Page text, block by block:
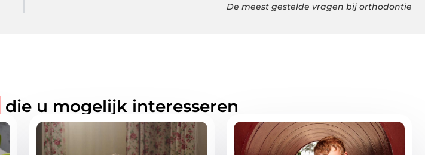
De meest gestelde vragen bij orthodontie
die u mogelijk interesseren